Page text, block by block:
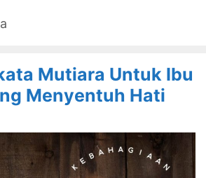
Mutiara Untuk Ibu
Menyentuh Hati